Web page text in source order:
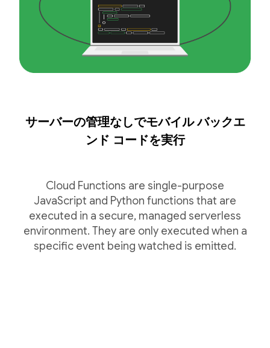
サーバーの管理なしでモバイル バックエ
ンド コードを実行
Cloud Functions are single-purpose
JavaScript and Python functions that are
executed in a secure, managed serverless
environment. They are only executed when a
specific event being watched is emitted.